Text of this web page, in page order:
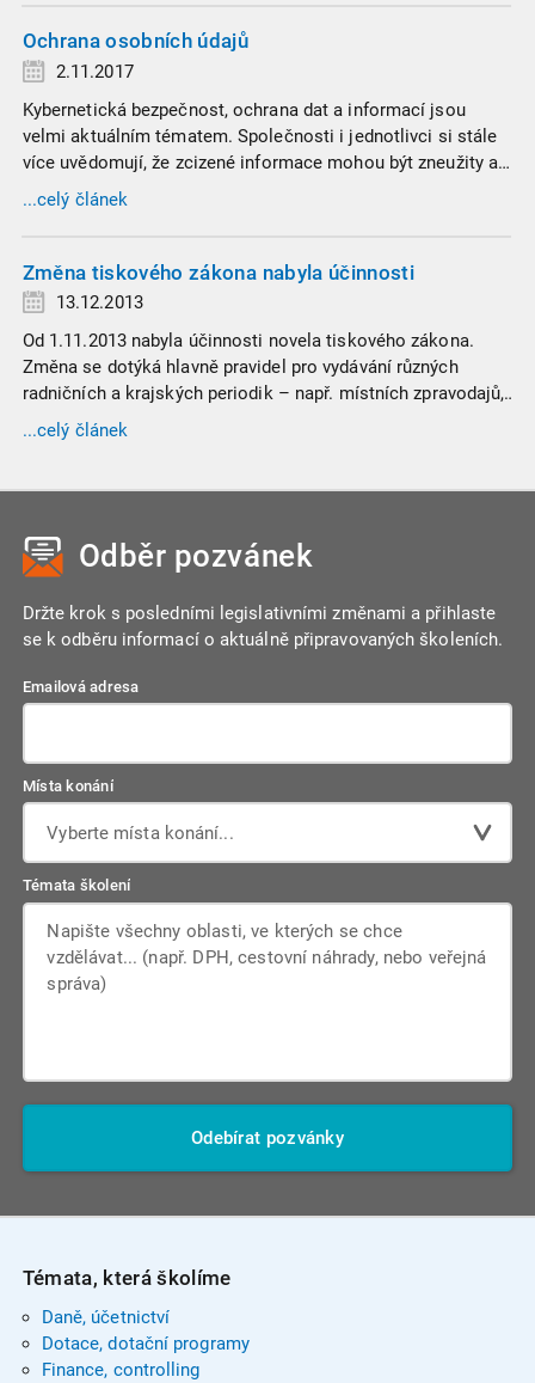
Ochrana osobních údajů
2.11.2017
Kybernetická bezpečnost, ochrana dat a informací jsou
velmi aktuálním tématem. Společnosti i jednotlivci si stále
více uvědomují, že zcizené informace mohou být zneužity a
každý systém může být napaden na mnoha úrovních.
...celý článek
Změna tiskového zákona nabyla účinnosti
13.12.2013
Od 1.11.2013 nabyla účinnosti novela tiskového zákona.
Změna se dotýká hlavně pravidel pro vydávání různých
radničních a krajských periodik – např. místních zpravodajů,
městských nebo krajských novin.
...celý článek
Odběr pozvánek
Držte krok s posledními legislativními změnami a přihlaste
se k odběru informací o aktuálně připravovaných školeních.
Emailová adresa
Místa konání
Vyberte místa konání...
Témata školení
Odebírat pozvánky
Témata, která školíme
Daně, účetnictví
Dotace, dotační programy
Finance, controlling